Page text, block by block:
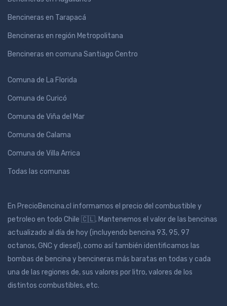
Bencineras en Tarapacá
Bencineras en región Metropolitana
Bencineras en comuna Santiago Centro
Comuna de La Florida
Comuna de Curicó
Comuna de Viña del Mar
Comuna de Calama
Comuna de Villa Arrica
Todas las comunas
En PrecioBencina.cl informamos el precio del combustible y
petroleo en todo Chile 🇨🇱. Mantenemos el valor de las bencinas
actualizado al día de hoy (incluyendo bencina 93, 95, 97
octanos, GNC y diesel), como así también identificamos las
bombas de bencina y bencineras más baratas en todas y cada
una de las regiones de, sus valores por litro, valores de los
distintos combustibles, etc.